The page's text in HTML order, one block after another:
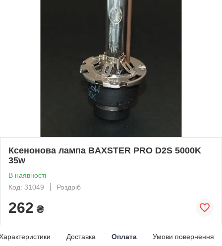
Ксенонова лампа BAXSTER PRO D2S 5000K
35w
В наявності
Код: 31049
Роздріб
262 ₴
Доставка Оплата Умови повернення